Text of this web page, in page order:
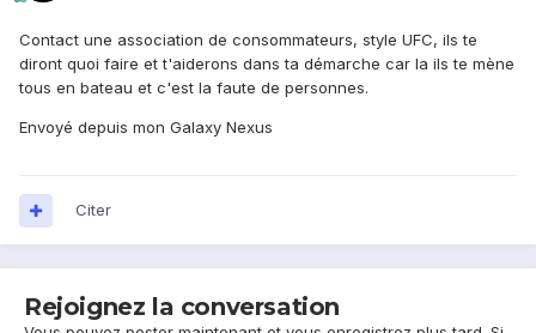
Contact une association de consommateurs, style UFC, ils te
diront quoi faire et t'aiderons dans ta démarche car la ils te mène
tous en bateau et c'est la faute de personnes.
Envoyé depuis mon Galaxy Nexus
Citer
Rejoignez la conversation